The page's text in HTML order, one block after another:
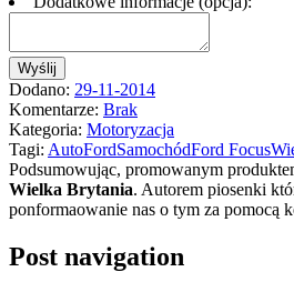
Wyślij
Dodano: 29-11-2014
Komentarze: Brak
Kategoria: Motoryzacja
Tagi: AutoFordSamochódFord Focus
Podsumowując, promowanym
Wielka Brytania. Autorem piosenki
ponformaowanie nas o tym za pomocą
Post navigation